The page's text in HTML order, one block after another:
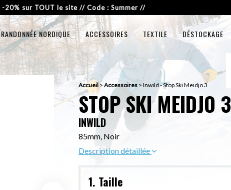
-20% sur TOUT le site // Code : Summer //
RANDONNÉE NORDIQUE ACCESSOIRES TEXTILE DÉSTOCKAGE
Accueil > Accessoires > Inwild - Stop Ski Meidjo 3
STOP SKI MEIDJO 3
INWILD
85mm, Noir
Description détaillée
1. Taille